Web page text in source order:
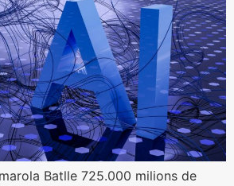
Batlle 725.000 milions de